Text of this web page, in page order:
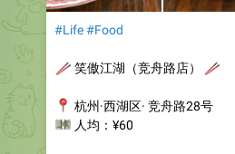
#Life#Food
笑傲江湖（竞舟路店）
🥢
杭州·西湖区· 竞舟路28号
人均：¥60